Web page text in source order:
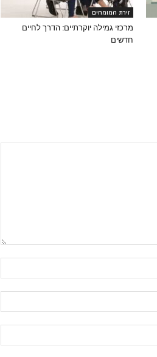
זירת המומחים
מרכזי גמילה יוקרתיים: הדרך לחיים
חדשים